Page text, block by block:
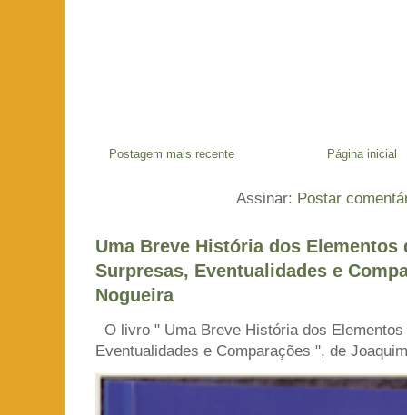
Postagem mais recente Página inicial
Assinar: Postar
Uma Breve História dos Elementos
Surpresas, Eventualidades e
Nogueira
O livro " Uma Breve História dos
Eventualidades e Comparações ", de